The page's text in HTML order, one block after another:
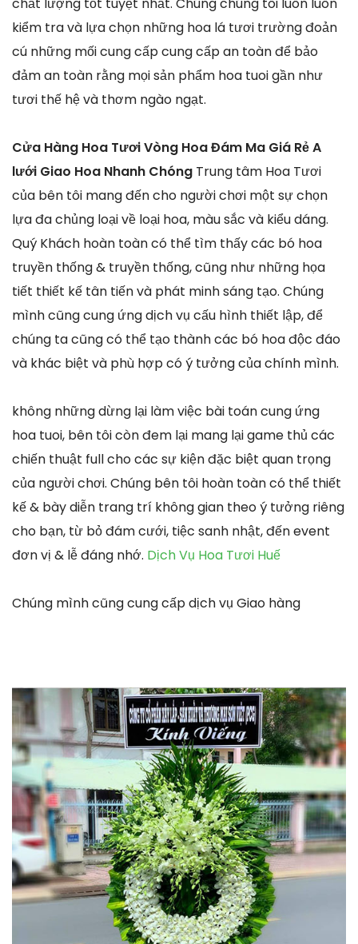
kiểm tra và lựa chọn những hoa lá tươi trường đoản
cú những mối cung cấp cung cấp an toàn để bảo
đảm an toàn rằng mọi sản phẩm hoa tuoi gần như
tươi thế hệ và thơm ngào ngạt.
Cửa Hàng Hoa Tươi Vòng Hoa Đám Ma Giá Rẻ A
lưới Giao Hoa Nhanh Chóng Trung tâm Hoa Tươi
của bên tôi mang đến cho người chơi một sự chọn
lựa đa chủng loại về loại hoa, màu sắc và kiểu dáng.
Quý Khách hoàn toàn có thể tìm thấy các bó hoa
truyền thống & truyền thống, cũng như những họa
tiết thiết kế tân tiến và phát minh sáng tạo. Chúng
mình cũng cung ứng dịch vụ cấu hình thiết lập, để
chúng ta cũng có thể tạo thành các bó hoa độc đáo
và khác biệt và phù hợp có ý tưởng của chính mình.
không những dừng lại làm việc bài toán cung ứng
hoa tuoi, bên tôi còn đem lại mang lại game thủ các
chiến thuật full cho các sự kiện đặc biệt quan trọng
của người chơi. Chúng bên tôi hoàn toàn có thể thiết
kế & bày diễn trang trí không gian theo ý tưởng riêng
cho bạn, từ bỏ đám cưới, tiệc sanh nhật, đến event
đơn vị & lễ đáng nhớ. Dịch Vụ Hoa Tươi Huế
Chúng mình cũng cung cấp dịch vụ Giao hàng